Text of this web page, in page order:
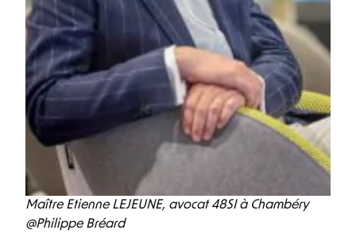
Maître Etienne LEJEUNE, avocat 48SI à Chambéry
@Philippe Bréard